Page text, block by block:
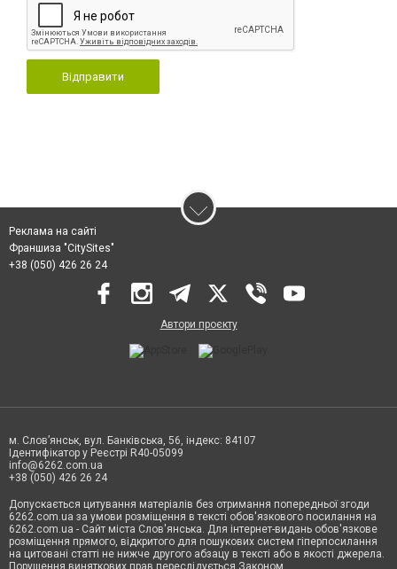
Відправити
Реклама на сайті
Франшиза "CitySites"
+38 (050) 426 26 24
Автори проєкту
м. Слов’янськ, вул. Банківська, 56, індекс: 84107
Ідентифікатор у Реєстрі R40-05099
info@6262.com.ua
+38 (050) 426 26 24
Допускається цитування матеріалів без отримання попередньої згоди
6262.com.ua за умови розміщення в тексті обов'язкового посилання на
6262.com.ua - Сайт міста Слов'янська. Для інтернет-видань обов'язкове
розміщення прямого, відкритого для пошукових систем гіперпосилання
на цитовані статті не нижче другого абзацу в тексті або в якості джерела.
Порушення виняткових прав переслідується Законом.